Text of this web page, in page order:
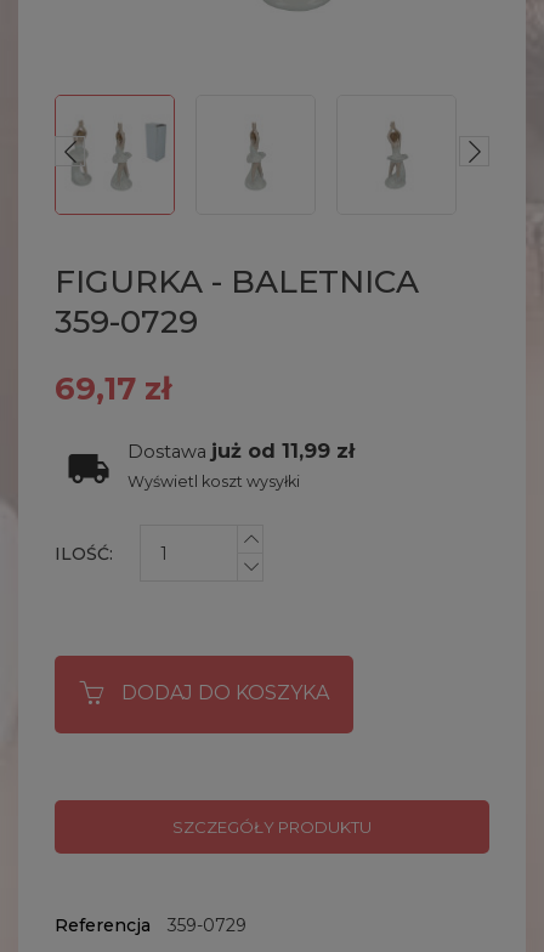
FIGURKA - BALETNICA
359-0729
69,17 zł
Dostawa już od 11,99 zł
Wyświetl koszt wysyłki
ILOŚĆ:
DODAJ DO KOSZYKA
SZCZEGÓŁY PRODUKTU
Referencja
359-0729